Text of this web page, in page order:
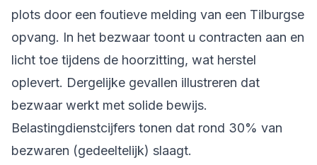
plots door een foutieve melding van een Tilburgse
opvang. In het bezwaar toont u contracten aan en
licht toe tijdens de hoorzitting, wat herstel
oplevert. Dergelijke gevallen illustreren dat
bezwaar werkt met solide bewijs.
Belastingdienstcijfers tonen dat rond 30% van
bezwaren (gedeeltelijk) slaagt.